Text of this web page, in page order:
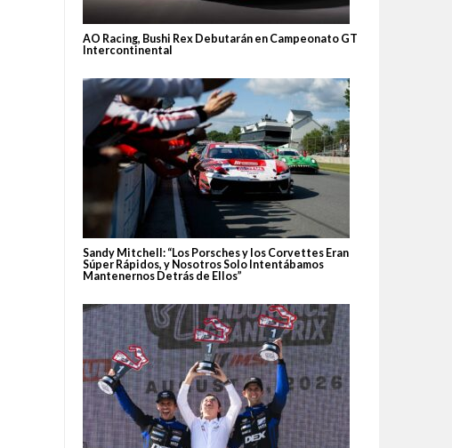
AO Racing, Bushi Rex Debutarán en Campeonato GT
Intercontinental
Sandy Mitchell: “Los Porsches y los Corvettes Eran
Súper Rápidos, y Nosotros Solo Intentábamos
Mantenernos Detrás de Ellos”